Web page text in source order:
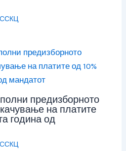
ССКЦ
предизборното
на платите
година од
ССКЦ